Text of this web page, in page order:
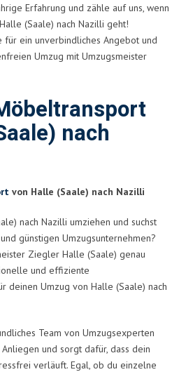
Erfahrung und zähle auf uns, wenn
(Saale) nach Nazilli geht!
für ein unverbindliches Angebot und
Umzug mit Umzugsmeister
nach
von Halle (Saale) nach Nazilli
nach Nazilli umziehen und suchst
günstigen Umzugsunternehmen?
Ziegler Halle (Saale) genau
und effiziente
deinen Umzug von Halle (Saale) nach
Team von Umzugsexperten
und sorgt dafür, dass dein
verläuft. Egal, ob du einzelne